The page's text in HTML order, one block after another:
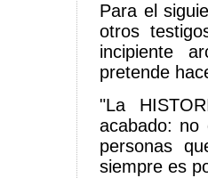
Para el
otros
incipiente
pretende
"La
acabado: no
personas
siempre es